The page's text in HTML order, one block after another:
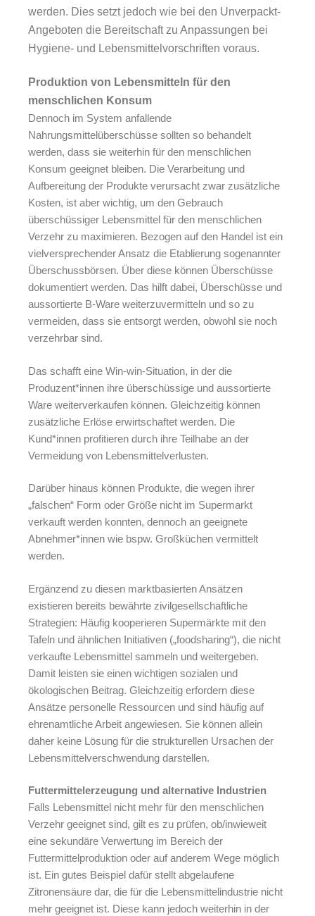
werden. Dies setzt jedoch wie bei den Unverpackt-
Angeboten die Bereitschaft zu Anpassungen bei
Hygiene- und Lebensmittelvorschriften voraus.
Produktion von Lebensmitteln für den
menschlichen Konsum
Dennoch im System anfallende
Nahrungsmittelüberschüsse sollten so behandelt
werden, dass sie weiterhin für den menschlichen
Konsum geeignet bleiben. Die Verarbeitung und
Aufbereitung der Produkte verursacht zwar zusätzliche
Kosten, ist aber wichtig, um den Gebrauch
überschüssiger Lebensmittel für den menschlichen
Verzehr zu maximieren. Bezogen auf den Handel ist ein
vielversprechender Ansatz die Etablierung sogenannter
Überschussbörsen. Über diese können Überschüsse
dokumentiert werden. Das hilft dabei, Überschüsse und
aussortierte B-Ware weiterzuvermitteln und so zu
vermeiden, dass sie entsorgt werden, obwohl sie noch
verzehrbar sind.
Das schafft eine Win-win-Situation, in der die
Produzent*innen ihre überschüssige und aussortierte
Ware weiterverkaufen können. Gleichzeitig können
zusätzliche Erlöse erwirtschaftet werden. Die
Kund*innen profitieren durch ihre Teilhabe an der
Vermeidung von Lebensmittelverlusten.
Darüber hinaus können Produkte, die wegen ihrer
„falschen“ Form oder Größe nicht im Supermarkt
verkauft werden konnten, dennoch an geeignete
Abnehmer*innen wie bspw. Großküchen vermittelt
werden.
Ergänzend zu diesen marktbasierten Ansätzen
existieren bereits bewährte zivilgesellschaftliche
Strategien: Häufig kooperieren Supermärkte mit den
Tafeln und ähnlichen Initiativen („foodsharing“), die nicht
verkaufte Lebensmittel sammeln und weitergeben.
Damit leisten sie einen wichtigen sozialen und
ökologischen Beitrag. Gleichzeitig erfordern diese
Ansätze personelle Ressourcen und sind häufig auf
ehrenamtliche Arbeit angewiesen. Sie können allein
daher keine Lösung für die strukturellen Ursachen der
Lebensmittelverschwendung darstellen.
Futtermittelerzeugung und alternative Industrien
Falls Lebensmittel nicht mehr für den menschlichen
Verzehr geeignet sind, gilt es zu prüfen, ob/inwieweit
eine sekundäre Verwertung im Bereich der
Futtermittelproduktion oder auf anderem Wege möglich
ist. Ein gutes Beispiel dafür stellt abgelaufene
Zitronensäure dar, die für die Lebensmittelindustrie nicht
mehr geeignet ist. Diese kann jedoch weiterhin in der